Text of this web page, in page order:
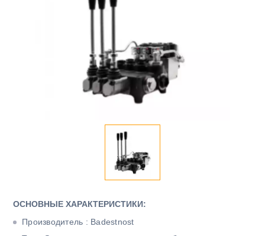
ОСНОВНЫЕ ХАРАКТЕРИСТИКИ:
Производитель : Badestnost